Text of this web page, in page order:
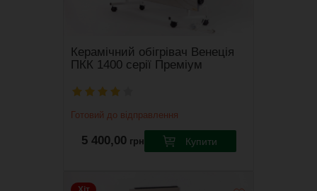
Керамічний обігрівач Венеція
ПКК 1400 серії Преміум
Готовий до відправлення
5 400,00грн Купити